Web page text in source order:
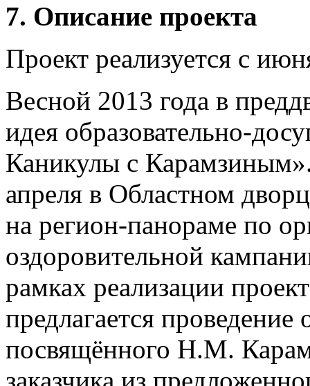
7. Описание проекта
Проект реализуется с
Весной 2013 года в
идея образовательно-
Каникулы с
апреля в Областном
на регион-панораме по
оздоровительной
рамках реализации
предлагается
посвящённого Н.М.
заказчика из